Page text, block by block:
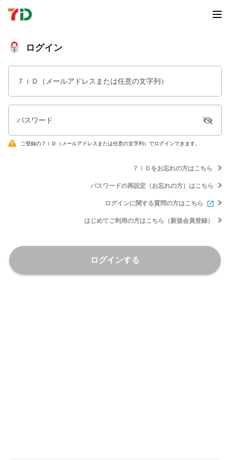
ログイン
７ｉＤ（メールアドレスまたは任意の文字列）
パスワード
ご登録の７ｉＤ（メールアドレスまたは任意の文字列）でログインできます。
７ｉＤをお忘れの方はこちら
パスワードの再設定（お忘れの方）はこちら
ログインに関する質問の方はこちら
はじめてご利用の方はこちら（新規会員登録）
ログインする